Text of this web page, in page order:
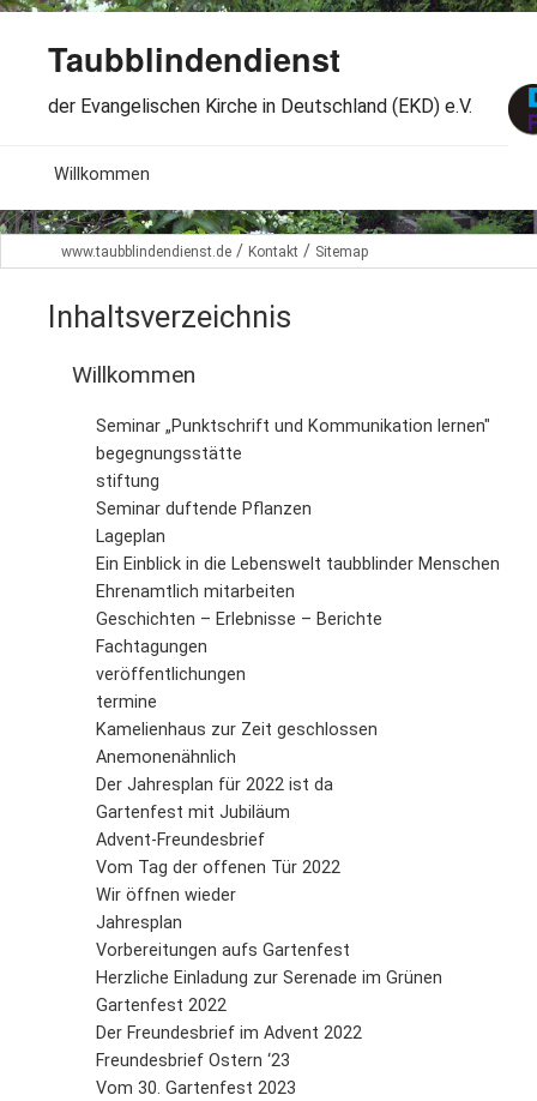
Taubblindendienst
der Evangelischen Kirche in Deutschland (EKD) e.V.
Willkommen
Aktuelles
Spenden
Dabeisein
Kontakt
www.taubblindendienst.de / Kontakt / Sitemap
Inhaltsverzeichnis
Willkommen
Seminar „Punktschrift und Kommunikation lernen"
begegnungsstätte
stiftung
Seminar duftende Pflanzen
Lageplan
Ein Einblick in die Lebenswelt taubblinder Menschen
Ehrenamtlich mitarbeiten
Geschichten – Erlebnisse – Berichte
Fachtagungen
veröffentlichungen
termine
Kamelienhaus zur Zeit geschlossen
Anemonenähnlich
Der Jahresplan für 2022 ist da
Gartenfest mit Jubiläum
Advent-Freundesbrief
Vom Tag der offenen Tür 2022
Wir öffnen wieder
Jahresplan
Vorbereitungen aufs Gartenfest
Herzliche Einladung zur Serenade im Grünen
Gartenfest 2022
Der Freundesbrief im Advent 2022
Freundesbrief Ostern ‘23
Vom 30. Gartenfest 2023